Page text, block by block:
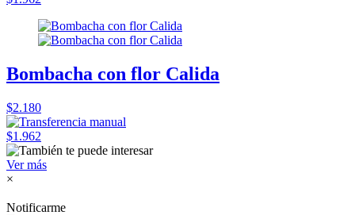
Bombacha con flor Calida
$2.180
$1.962
Ver más
×
Notificarme